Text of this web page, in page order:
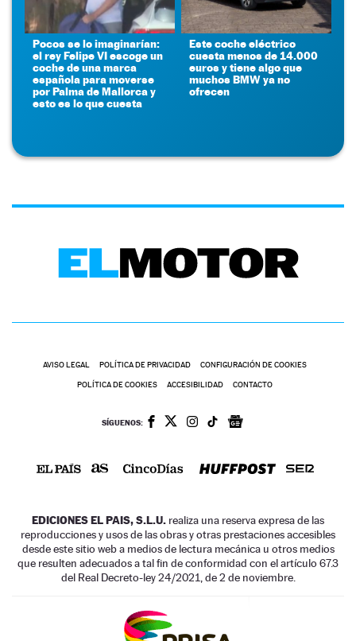
Pocos se lo imaginarían:
el rey Felipe VI escoge un
coche de una marca
española para moverse
por Palma de Mallorca y
esto es lo que cuesta
Este coche eléctrico
cuesta menos de 14.000
euros y tiene algo que
muchos BMW ya no
ofrecen
AVISO LEGAL POLÍTICA DE PRIVACIDAD CONFIGURACIÓN DE COOKIES
POLÍTICA DE COOKIES ACCESIBILIDAD CONTACTO
SÍGUENOS:
EDICIONES EL PAIS, S.L.U. realiza una reserva expresa de las
reproducciones y usos de las obras y otras prestaciones accesibles
desde este sitio web a medios de lectura mecánica u otros medios
que resulten adecuados a tal fin de conformidad con el artículo 67.3
del Real Decreto-ley 24/2021, de 2 de noviembre.